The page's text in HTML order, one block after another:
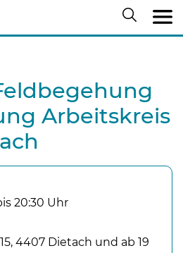
Arbeitskreis
20:30 Uhr
4407 Dietach und ab 19